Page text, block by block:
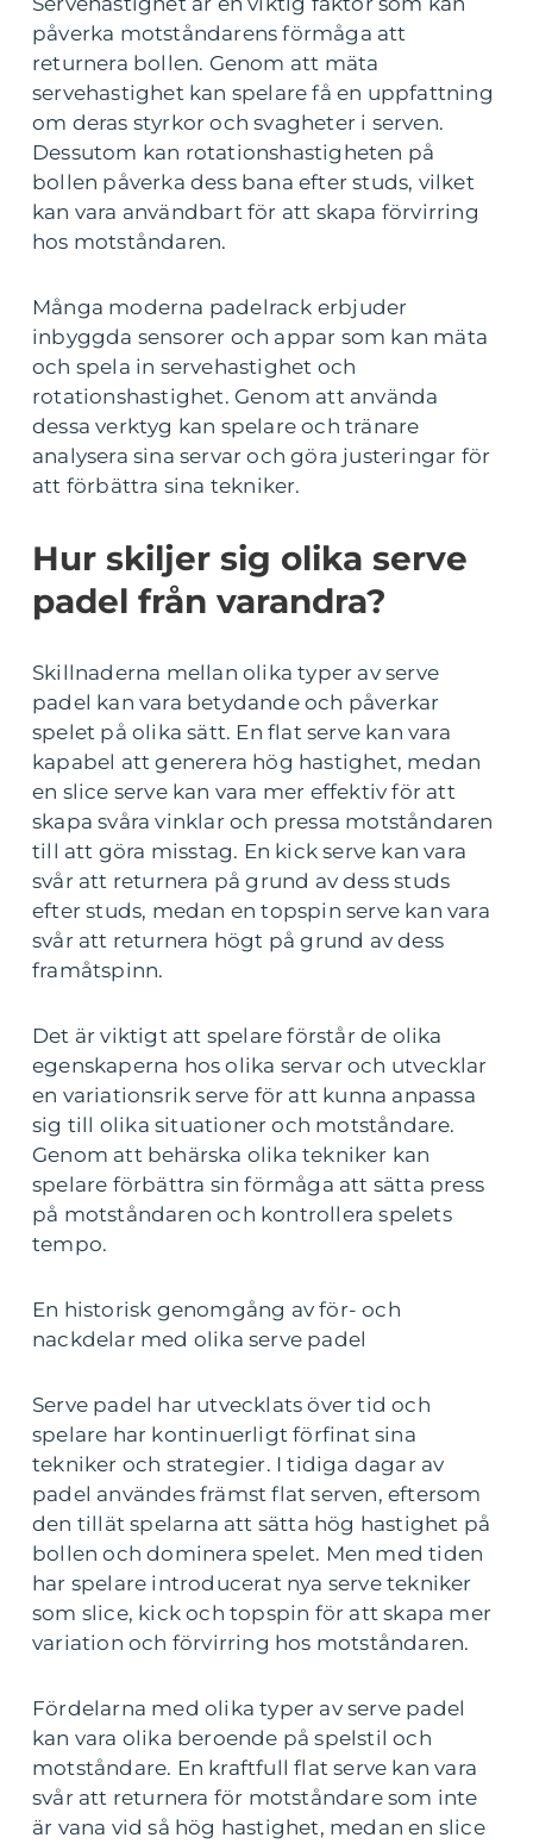
påverka motståndarens förmåga att
returnera bollen. Genom att mäta
servehastighet kan spelare få en uppfattning
om deras styrkor och svagheter i serven.
Dessutom kan rotationshastigheten på
bollen påverka dess bana efter studs, vilket
kan vara användbart för att skapa förvirring
hos motståndaren.
Många moderna padelrack erbjuder
inbyggda sensorer och appar som kan mäta
och spela in servehastighet och
rotationshastighet. Genom att använda
dessa verktyg kan spelare och tränare
analysera sina servar och göra justeringar för
att förbättra sina tekniker.
Hur skiljer sig olika serve
padel från varandra?
Skillnaderna mellan olika typer av serve
padel kan vara betydande och påverkar
spelet på olika sätt. En flat serve kan vara
kapabel att generera hög hastighet, medan
en slice serve kan vara mer effektiv för att
skapa svåra vinklar och pressa motståndaren
till att göra misstag. En kick serve kan vara
svår att returnera på grund av dess studs
efter studs, medan en topspin serve kan vara
svår att returnera högt på grund av dess
framåtspinn.
Det är viktigt att spelare förstår de olika
egenskaperna hos olika servar och utvecklar
en variationsrik serve för att kunna anpassa
sig till olika situationer och motståndare.
Genom att behärska olika tekniker kan
spelare förbättra sin förmåga att sätta press
på motståndaren och kontrollera spelets
tempo.
En historisk genomgång av för- och
nackdelar med olika serve padel
Serve padel har utvecklats över tid och
spelare har kontinuerligt förfinat sina
tekniker och strategier. I tidiga dagar av
padel användes främst flat serven, eftersom
den tillät spelarna att sätta hög hastighet på
bollen och dominera spelet. Men med tiden
har spelare introducerat nya serve tekniker
som slice, kick och topspin för att skapa mer
variation och förvirring hos motståndaren.
Fördelarna med olika typer av serve padel
kan vara olika beroende på spelstil och
motståndare. En kraftfull flat serve kan vara
svår att returnera för motståndare som inte
är vana vid så hög hastighet, medan en slice